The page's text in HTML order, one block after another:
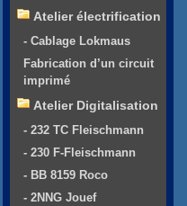
Atelier électrification
- Cablage Lokmaus
Fabrication d’un circuit
imprimé
Atelier Digitalisation
- 232 TC Fleischmann
- 230 F-Fleischmann
- BB 8159 Roco
- 2NNG Jouef